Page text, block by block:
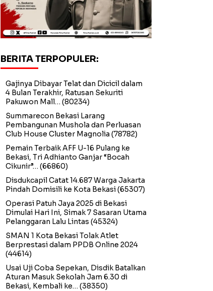
BERITA TERPOPULER:
Gajinya Dibayar Telat dan Dicicil dalam
4 Bulan Terakhir, Ratusan Sekuriti
Pakuwon Mall… (80234)
Summarecon Bekasi Larang
Pembangunan Mushola dan Perluasan
Club House Cluster Magnolia (78782)
Pemain Terbaik AFF U-16 Pulang ke
Bekasi, Tri Adhianto Ganjar “Bocah
Cikunir”… (66860)
Disdukcapil Catat 14.687 Warga Jakarta
Pindah Domisili ke Kota Bekasi(65307)
Operasi Patuh Jaya 2025 di Bekasi
Dimulai Hari Ini, Simak 7 Sasaran Utama
Pelanggaran Lalu Lintas (45324)
SMAN 1 Kota Bekasi Tolak Atlet
Berprestasi dalam PPDB Online 2024
(44614)
Usai Uji Coba Sepekan, Disdik Batalkan
Aturan Masuk Sekolah Jam 6.30 di
Bekasi, Kembali ke… (38350)